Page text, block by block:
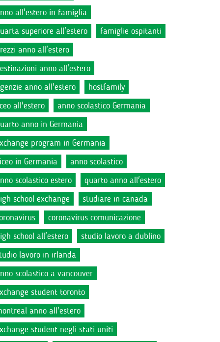
all'estero in famiglia
superiore all'estero
famiglie ospitanti
anno all'estero
anno all'estero
anno all'estero
hostfamily
all'estero
anno scolastico Germania
anno in Germania
program in Germania
in Germania
anno scolastico
scolastico estero
quarto anno all'estero
school exchange
studiare in canada
coronavirus comunicazione
school all'estero
studio lavoro a dublino
lavoro in irlanda
scolastico a vancouver
student toronto
anno all'estero
student negli stati uniti